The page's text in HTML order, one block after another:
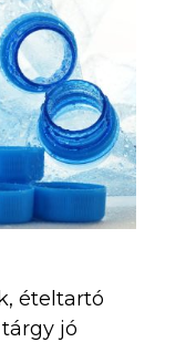
ételtartó
jó